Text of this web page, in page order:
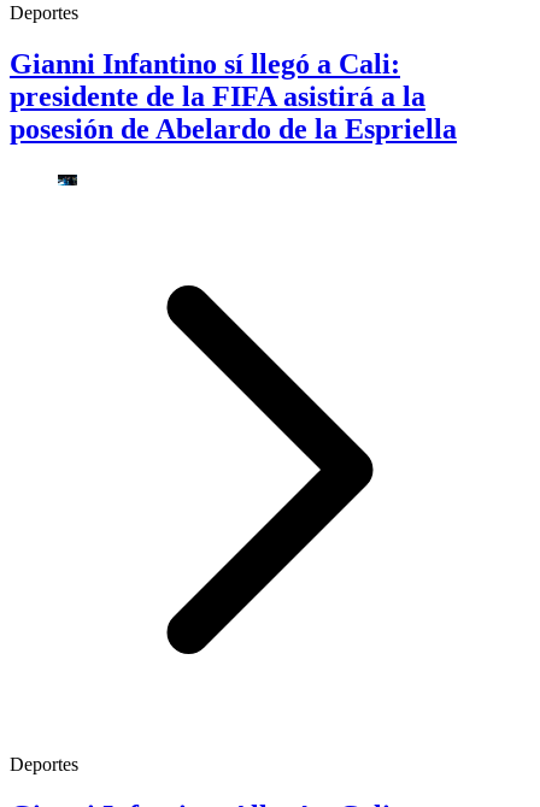
Deportes
Gianni Infantino sí llegó a Cali:
presidente de la FIFA asistirá a la
posesión de Abelardo de la Espriella
Deportes